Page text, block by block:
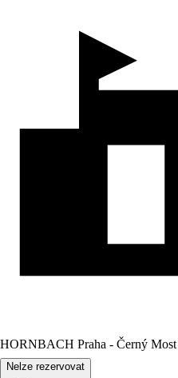
HORNBACH Praha - Černý Most
Nelze rezervovat